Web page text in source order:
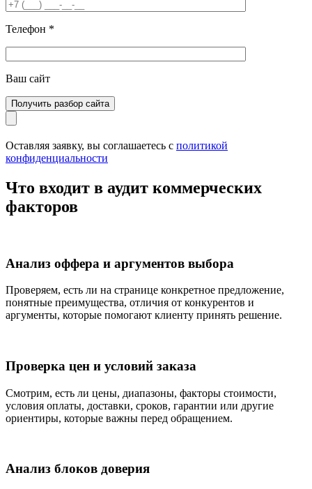
Телефон *
Ваш сайт
Оставляя заявку, вы соглашаетесь с политикой
конфиденциальности
Что входит в аудит коммерческих
факторов
Анализ оффера и аргументов выбора
Проверяем, есть ли на странице конкретное предложение,
понятные преимущества, отличия от конкурентов и
аргументы, которые помогают клиенту принять решение.
Проверка цен и условий заказа
Смотрим, есть ли цены, диапазоны, факторы стоимости,
условия оплаты, доставки, сроков, гарантии или другие
ориентиры, которые важны перед обращением.
Анализ блоков доверия